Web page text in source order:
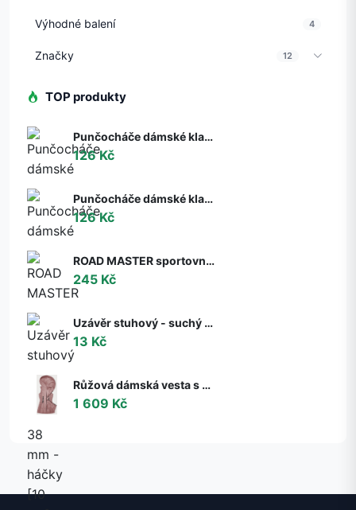
Výhodné balení 4
Značky 12
TOP produkty
Punčocháče dámské klasik Dita 713 matné Gabriella melisa (tělová) XL
126 Kč
Punčocháče dámské klasik Duna 714 matné Gabriella neutro (tělová) XL
126 Kč
ROAD MASTER sportovní cyklo ponožky Moose černá S
245 Kč
Uzávěr stuhový - suchý zip š. 38 mm - háčky [10 cm] béžová
13 Kč
Růžová dámská vesta s kapucí S'West (B8225-83) růžová XXL (44)
1 609 Kč